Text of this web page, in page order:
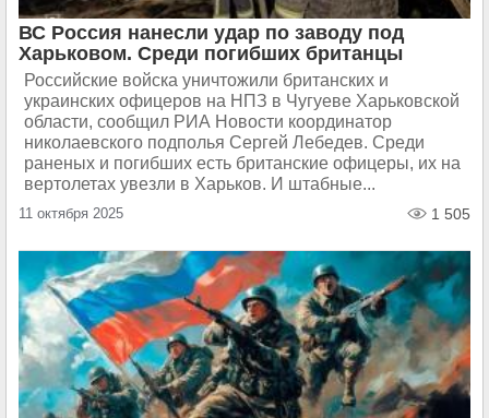
ВС Россия нанесли удар по заводу под
Харьковом. Среди погибших британцы
Российские войска уничтожили британских и
украинских офицеров на НПЗ в Чугуеве Харьковской
области, сообщил РИА Новости координатор
николаевского подполья Сергей Лебедев. Cреди
раненых и погибших есть британские офицеры, их на
вертолетах увезли в Харьков. И штабные...
11 октября 2025 1 505